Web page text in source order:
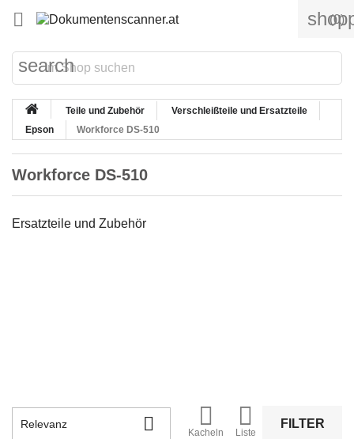
 (0)
search
Teile und Zubehör
Verschleißteile und Ersatzteile
Epson
Workforce DS-510
Workforce DS-510
Ersatzteile und Zubehör
Relevanz  
Kacheln

Liste
FILTER